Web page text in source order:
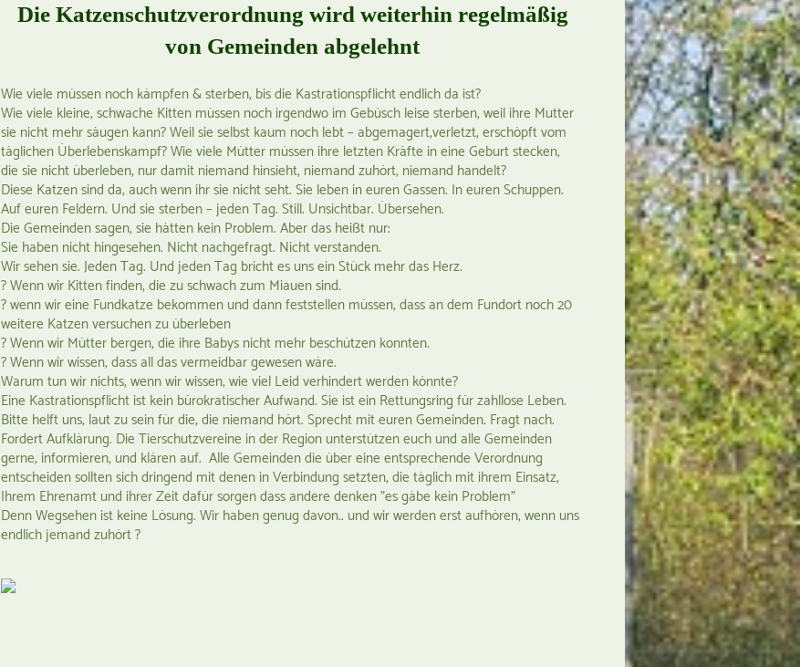
Die Katzenschutzverordnung wird weiterhin regelmäßig
von Gemeinden abgelehnt
Wie viele müssen noch kämpfen & sterben, bis die Kastrationspflicht endlich da ist?
Wie viele kleine, schwache Kitten müssen noch irgendwo im Gebüsch leise sterben, weil ihre Mutter
sie nicht mehr säugen kann? Weil sie selbst kaum noch lebt – abgemagert,verletzt, erschöpft vom
täglichen Überlebenskampf? Wie viele Mütter müssen ihre letzten Kräfte in eine Geburt stecken,
die sie nicht überleben, nur damit niemand hinsieht, niemand zuhört, niemand handelt?
Diese Katzen sind da, auch wenn ihr sie nicht seht. Sie leben in euren Gassen. In euren Schuppen.
Auf euren Feldern. Und sie sterben – jeden Tag. Still. Unsichtbar. Übersehen.
Die Gemeinden sagen, sie hätten kein Problem. Aber das heißt nur:
Sie haben nicht hingesehen. Nicht nachgefragt. Nicht verstanden.
Wir sehen sie. Jeden Tag. Und jeden Tag bricht es uns ein Stück mehr das Herz.
? Wenn wir Kitten finden, die zu schwach zum Miauen sind.
? wenn wir eine Fundkatze bekommen und dann feststellen müssen, dass an dem Fundort noch 20
weitere Katzen versuchen zu überleben
? Wenn wir Mütter bergen, die ihre Babys nicht mehr beschützen konnten.
? Wenn wir wissen, dass all das vermeidbar gewesen wäre.
Warum tun wir nichts, wenn wir wissen, wie viel Leid verhindert werden könnte?
Eine Kastrationspflicht ist kein bürokratischer Aufwand. Sie ist ein Rettungsring für zahllose Leben.
Bitte helft uns, laut zu sein für die, die niemand hört. Sprecht mit euren Gemeinden. Fragt nach.
Fordert Aufklärung. Die Tierschutzvereine in der Region unterstützen euch und alle Gemeinden
gerne, informieren, und klären auf. Alle Gemeinden die über eine entsprechende Verordnung
entscheiden sollten sich dringend mit denen in Verbindung setzten, die täglich mit ihrem Einsatz,
Ihrem Ehrenamt und ihrer Zeit dafür sorgen dass andere denken "es gäbe kein Problem"
Denn Wegsehen ist keine Lösung. Wir haben genug davon.. und wir werden erst aufhören, wenn uns
endlich jemand zuhört ?